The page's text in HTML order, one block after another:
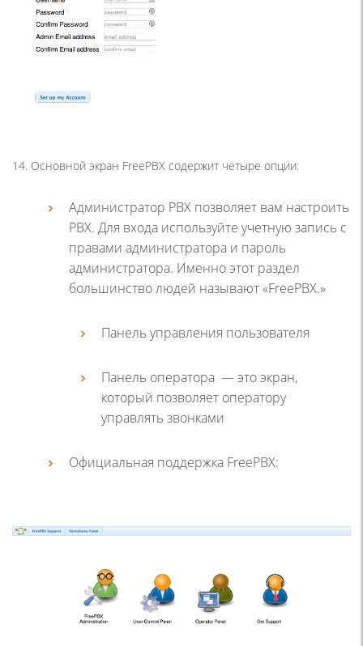
14. Основной экран FreePBX содержит четыре опции:
Администратор PBX позволяет вам настроить
PBX. Для входа используйте учетную запись с
правами администратора и пароль
администратора. Именно этот раздел
большинство людей называют «FreePBX.»
Панель управления пользователя
Панель оператора — это экран,
который позволяет оператору
управлять звонками
Официальная поддержка FreePBX: